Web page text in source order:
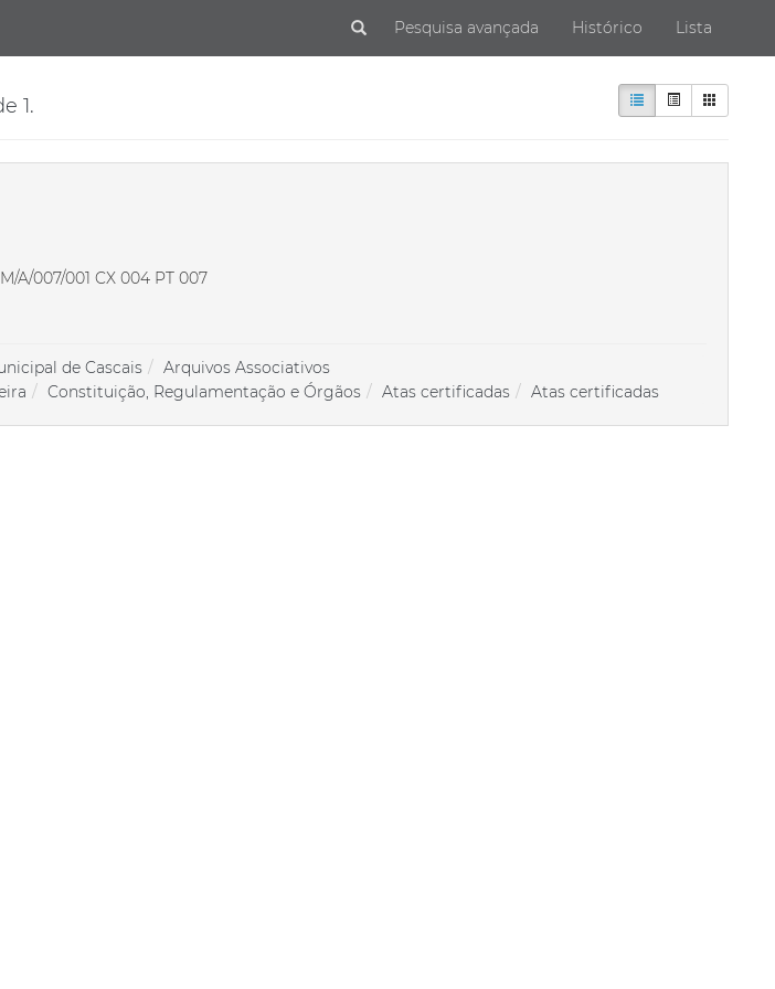
SubmitPesquisa avançada Histórico Lista
1.
A/007/001 CX 004 PT 007
de Cascais
Arquivos Associativos
Constituição, Regulamentação e Órgãos Atas certificadas Atas certificadas